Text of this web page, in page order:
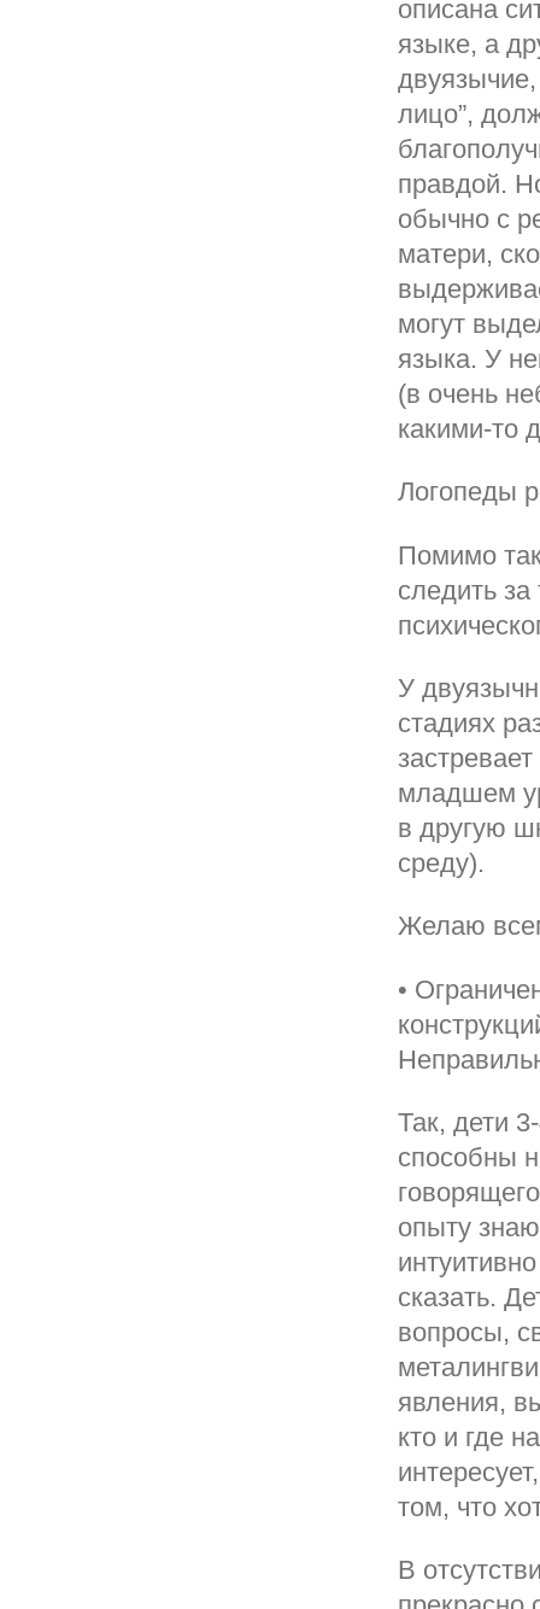
описана
языке, а
лицо”,
правдой.
обычно с
матери,
могут
языка. У
(в очень
какими-то
Логопеды
Помимо
следить
У
стадиях
младшем
в другую
среду).
Желаю
•
Так, дети
способны
опыту
сказать.
вопросы,
явления,
кто и где
том, что
В